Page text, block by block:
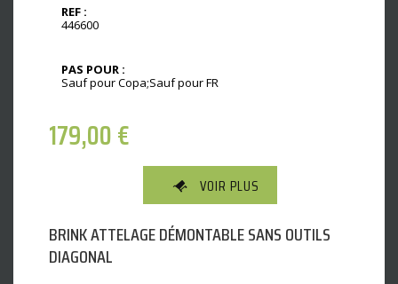
REF :
446600
PAS POUR :
Sauf pour Copa;Sauf pour FR
179,00€
VOIR PLUS
BRINK ATTELAGE DÉMONTABLE SANS OUTILS
DIAGONAL